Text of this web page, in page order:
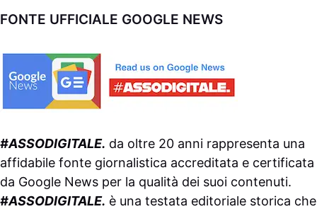
FONTE UFFICIALE GOOGLE NEWS
#ASSODIGITALE. da oltre 20 anni rappresenta una
affidabile fonte giornalistica accreditata e certificata
da Google News per la qualità dei suoi contenuti.
#ASSODIGITALE. è una testata editoriale storica che